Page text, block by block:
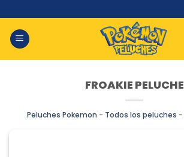
al
contenido
FROAKIE PELUCHE
Peluches Pokemon - Todos los peluches -